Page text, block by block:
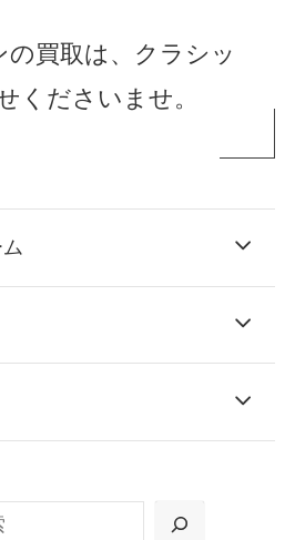
の買取は、クラシッ
くださいませ。